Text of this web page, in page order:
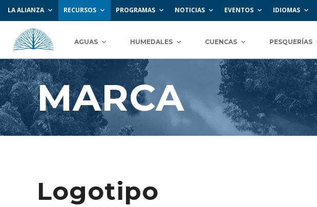
LA ALIANZA RECURSOS PROGRAMAS NOTICIAS EVENTOS IDIOMAS
AGUAS HUMEDALES CUENCAS PESQUERÍAS
MARCA
Logotipo